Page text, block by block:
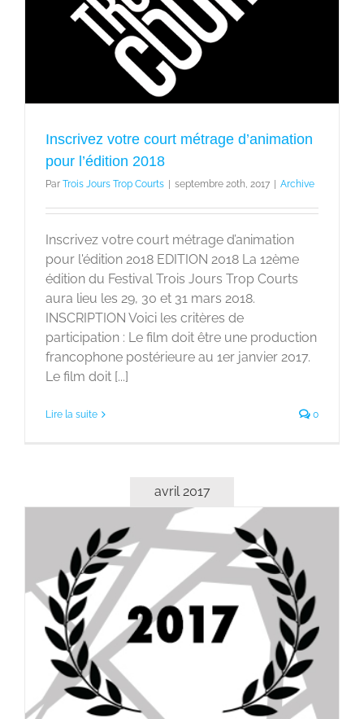
Inscrivez votre court métrage d’animation
pour l’édition 2018
Par Trois Jours Trop Courts septembre 20th, 2017 Archive
Inscrivez votre court métrage d’animation
pour l'édition 2018 EDITION 2018 La 12ème
édition du Festival Trois Jours Trop Courts
aura lieu les 29, 30 et 31 mars 2018.
INSCRIPTION Voici les critères de
participation : Le film doit être une production
francophone postérieure au 1er janvier 2017.
Le film doit [...]
Lire la suite 0
avril 2017